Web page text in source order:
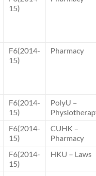
15)
F6(2014-
15)
Pharmacy
F6(2014-
15)
PolyU –
F6(2014-
15)
CUHK –
Pharmacy
F6(2014-
15)
HKU – Laws